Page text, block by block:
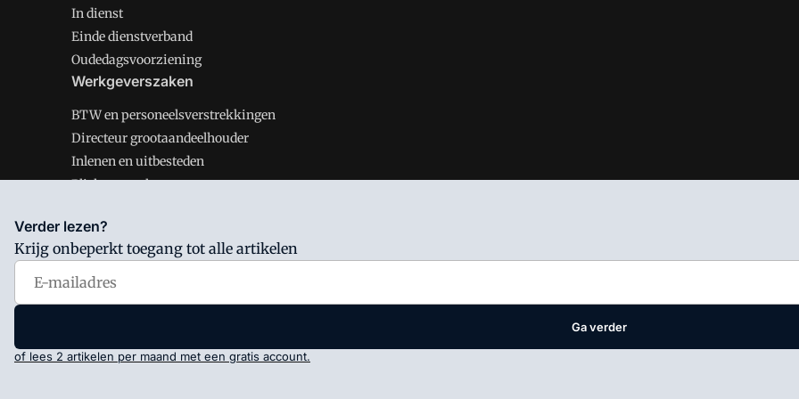
In dienst
Einde dienstverband
Oudedagsvoorziening
Werkgeverszaken
BTW en personeelsverstrekkingen
Directeur grootaandeelhouder
Inlenen en uitbesteden
Plichten werkgever
Salarisnet is onderdeel van VMN media. Lees inons manifestwaar VMN media voor staat. Op gebruik van deze site zijn de
Voorwaarden
Verder lezen?
Krijg onbeperkt toegang tot alle artikelen
Ga verder
of lees 2 artikelen per maand met een gratis account.